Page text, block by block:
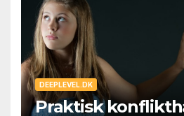
DEEPLEVEL.DK
Praktisk